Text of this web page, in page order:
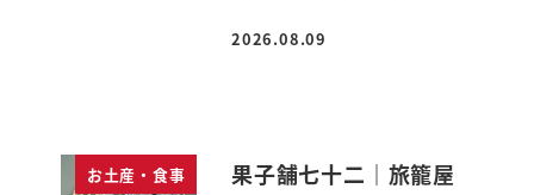
投稿日
2026.08.09
お土産・食事
果子舗七十二｜旅籠屋